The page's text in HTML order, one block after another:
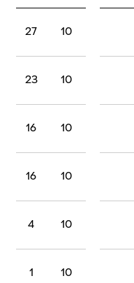
10
27
10
23
10
16
10
16
10
4
10
1